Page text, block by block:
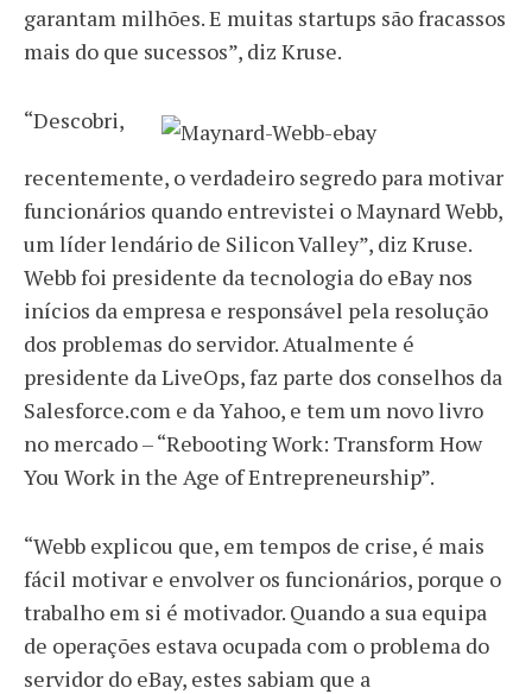
garantam milhões. E muitas startups são fracassos
mais do que sucessos”, diz Kruse.
“Descobri,
recentemente, o verdadeiro segredo para motivar
funcionários quando entrevistei o Maynard Webb,
um líder lendário de Silicon Valley”, diz Kruse.
Webb foi presidente da tecnologia do eBay nos
inícios da empresa e responsável pela resolução
dos problemas do servidor. Atualmente é
presidente da LiveOps, faz parte dos conselhos da
Salesforce.com e da Yahoo, e tem um novo livro
no mercado – “Rebooting Work: Transform How
You Work in the Age of Entrepreneurship”.
“Webb explicou que, em tempos de crise, é mais
fácil motivar e envolver os funcionários, porque o
trabalho em si é motivador. Quando a sua equipa
de operações estava ocupada com o problema do
servidor do eBay, estes sabiam que a